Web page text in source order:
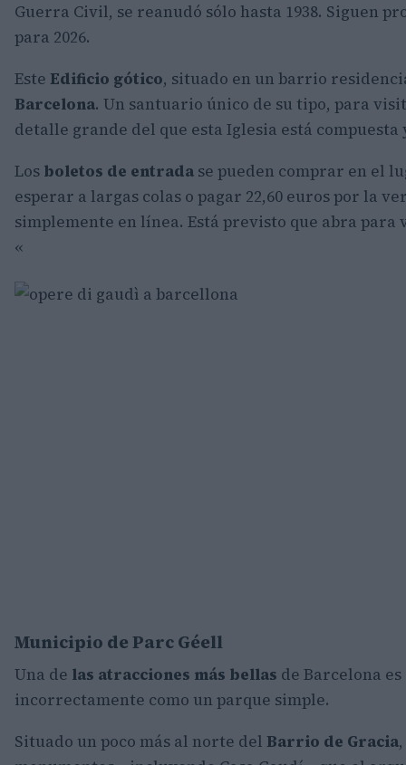
Guerra Civil, se reanudó sólo hasta 1938. Siguen
para 2026.
Este Edificio gótico, situado en un barrio
Barcelona. Un santuario único de su tipo, para
detalle grande del que esta Iglesia está
Los boletos de entrada se pueden comprar en el
esperar a largas colas o pagar 22,60 euros por la
simplemente en línea. Está previsto que abra para
«
Municipio de Parc Géell
Una de las atracciones más bellas de Barcelona
incorrectamente como un parque simple.
Situado un poco más al norte del Barrio de Gracia